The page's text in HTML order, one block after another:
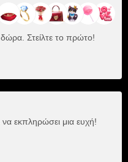
δώρα. Στείλτε το πρώτο!
να εκπληρώσει μια ευχή!